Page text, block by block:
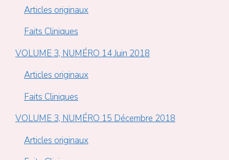
Articles originaux
Faits Cliniques
VOLUME 3, NUMÉRO 14 Juin 2018
Articles originaux
Faits Cliniques
VOLUME 3, NUMÉRO 15 Décembre 2018
Articles originaux